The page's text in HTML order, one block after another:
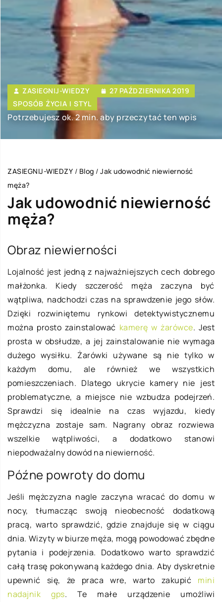
ZASIEGNIJ-WIEDZY
27 PAŹDZIERNIKA 2019
SPOSÓB ŻYCIA I STYL
Potrzebujesz ok. 2 min. aby przeczytać ten wpis
ZASIEGNIJ-WIEDZY / Blog / Jak udowodnić niewierność
męża?
Jak udowodnić niewierność
męża?
Obraz niewierności
Lojalność jest jedną z najważniejszych cech dobrego
małżonka. Kiedy szczerość męża zaczyna być
wątpliwa, nadchodzi czas na sprawdzenie jego słów.
Dzięki rozwiniętemu rynkowi detektywistycznemu
można prosto zainstalować kamerę w żarówce. Jest
prosta w obsłudze, a jej zainstalowanie nie wymaga
dużego wysiłku. Żarówki używane są nie tylko w
każdym domu, ale również we wszystkich
pomieszczeniach. Dlatego ukrycie kamery nie jest
problematyczne, a miejsce nie wzbudza podejrzeń.
Sprawdzi się idealnie na czas wyjazdu, kiedy
mężczyzna zostaje sam. Nagrany obraz rozwiewa
wszelkie wątpliwości, a dodatkowo stanowi
niepodważalny dowód na niewierność.
Późne powroty do domu
Jeśli mężczyzna nagle zaczyna wracać do domu w
nocy, tłumacząc swoją nieobecność dodatkową
pracą, warto sprawdzić, gdzie znajduje się w ciągu
dnia. Wizyty w biurze męża, mogą powodować zbędne
pytania i podejrzenia. Dodatkowo warto sprawdzić
całą trasę pokonywaną każdego dnia. Aby dyskretnie
upewnić się, że praca wre, warto zakupić mini
nadajnik gps. Te małe urządzenie umożliwi